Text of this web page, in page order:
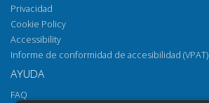
Privacidad
Cookie Policy
Accessibility
Informe de conformidad de accesibilidad (VPAT)
AYUDA
FAQ